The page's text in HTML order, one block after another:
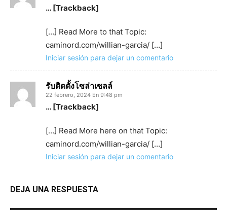
… [Trackback]
[…] Read More to that Topic:
caminord.com/willian-garcia/ […]
Iniciar sesión para dejar un comentario
รับติดตั้งโซล่าเซลล์
22 febrero, 2024 En 9:48 pm
… [Trackback]
[…] Read More here on that Topic:
caminord.com/willian-garcia/ […]
Iniciar sesión para dejar un comentario
DEJA UNA RESPUESTA